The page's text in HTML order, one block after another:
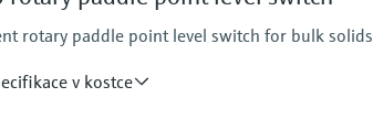
rotary paddle point level switch for bulk solids
v kostce